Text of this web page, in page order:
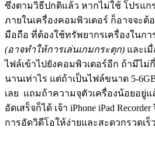
ซึ่งตามวิธีปกติแล้ว หากไม่ใช้ โปรแ
ภายในเครื่องคอมพิวเตอร์ ก็อาจจะต้
มือถือ ที่ต้องใช้ทรัพยากรเครื่องในก
(อาจทำให้การเล่นเกมกระตุก) และเ
ไฟล์เข้าไปยังคอมพิวเตอร์อีก ถ้ามีไม่
นานเท่าไร แต่ถ้าเป็นไฟล์ขนาด 5-
เลย แถมถ้าความจุตัวเครื่องน้อยอยู่
อัดเสร็จก็ได้ เจ้า iPhone iPad
การอัดวิดีโอให้ง่ายและสะดวกรวดเร็